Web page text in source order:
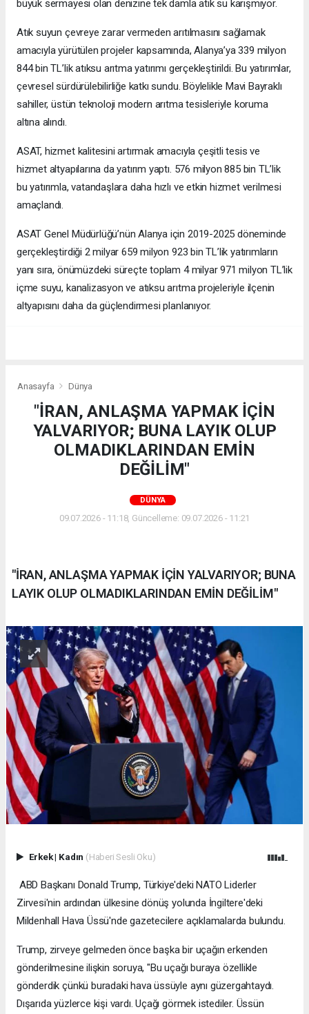
büyük sermayesi olan denizine tek damla atık su karışmıyor.
Atık suyun çevreye zarar vermeden arıtılmasını sağlamak
amacıyla yürütülen projeler kapsamında, Alanya’ya 339 milyon
844 bin TL’lik atıksu arıtma yatırımı gerçekleştirildi. Bu yatırımlar,
çevresel sürdürülebilirliğe katkı sundu. Böylelikle Mavi Bayraklı
sahiller, üstün teknoloji modern arıtma tesisleriyle koruma
altına alındı.
ASAT, hizmet kalitesini artırmak amacıyla çeşitli tesis ve
hizmet altyapılarına da yatırım yaptı. 576 milyon 885 bin TL’lik
bu yatırımla, vatandaşlara daha hızlı ve etkin hizmet verilmesi
amaçlandı.
ASAT Genel Müdürlüğü’nün Alanya için 2019-2025 döneminde
gerçekleştirdiği 2 milyar 659 milyon 923 bin TL’lik yatırımların
yanı sıra, önümüzdeki süreçte toplam 4 milyar 971 milyon TL’lik
içme suyu, kanalizasyon ve atıksu arıtma projeleriyle ilçenin
altyapısını daha da güçlendirmesi planlanıyor.
Anasayfa Dünya
"İRAN, ANLAŞMA YAPMAK İÇİN
YALVARIYOR; BUNA LAYIK OLUP
OLMADIKLARINDAN EMİN
DEĞİLİM"
DÜNYA
09.07.2026 - 11:18, Güncelleme: 09.07.2026 - 11:21
"İRAN, ANLAŞMA YAPMAK İÇİN YALVARIYOR; BUNA
LAYIK OLUP OLMADIKLARINDAN EMİN DEĞİLİM"
Erkek| Kadın (Haberi Sesli Oku)
ABD Başkanı Donald Trump, Türkiye'deki NATO Liderler
Zirvesi'nin ardından ülkesine dönüş yolunda İngiltere'deki
Mildenhall Hava Üssü'nde gazetecilere açıklamalarda bulundu.
Trump, zirveye gelmeden önce başka bir uçağın erkenden
gönderilmesine ilişkin soruya, "Bu uçağı buraya özellikle
gönderdik çünkü buradaki hava üssüyle aynı güzergahtaydı.
Dışarıda yüzlerce kişi vardı. Uçağı görmek istediler. Üssün